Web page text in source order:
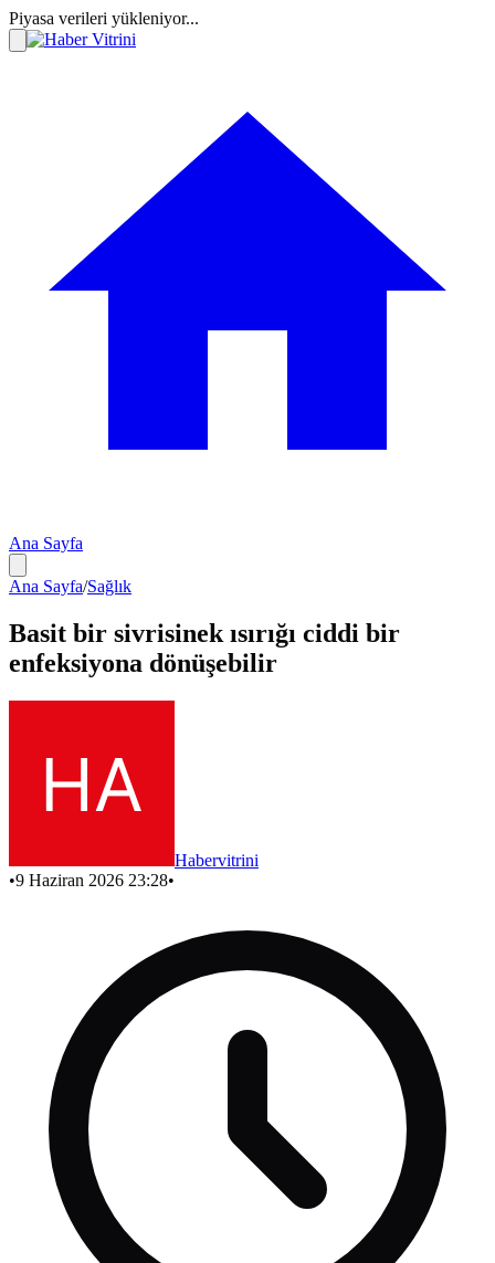
Piyasa verileri yükleniyor...
Ana Sayfa
Ana Sayfa/Sağlık
Basit bir sivrisinek ısırığı ciddi bir
enfeksiyona dönüşebilir
Habervitrini
•9 Haziran 2026 23:28•